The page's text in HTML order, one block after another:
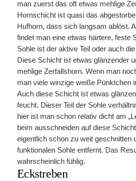
man zuerst das oft etwas mehlige
Hornschicht ist quasi das
Hufhorn, dass sich langsam ablöst.
findet man eine etwas härtere, feste
Sohle ist der aktive Teil oder auch
Diese Schicht ist etwas glänzender
mehlige Zerfallshorn. Wenn man
man viele winzige weiße Pünktchen
Auch diese Schicht ist etwas
feucht. Dieser Teil der Sohle
hier ist man schon relativ dicht am
beim ausschneiden auf diese
eigentlich schon zu weit geschnitten
funktionalen Sohle entfernt. Das
wahrscheinlich fühlig.
Eckstreben